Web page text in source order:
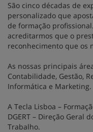
São cinco décadas de
personalizado que
de formação
acreditarmos que o
reconhecimento que os
As nossas principais
Contabilidade, Gestão,
Informática e Marketing.
A Tecla Lisboa –
DGERT – Direção Geral
Trabalho.